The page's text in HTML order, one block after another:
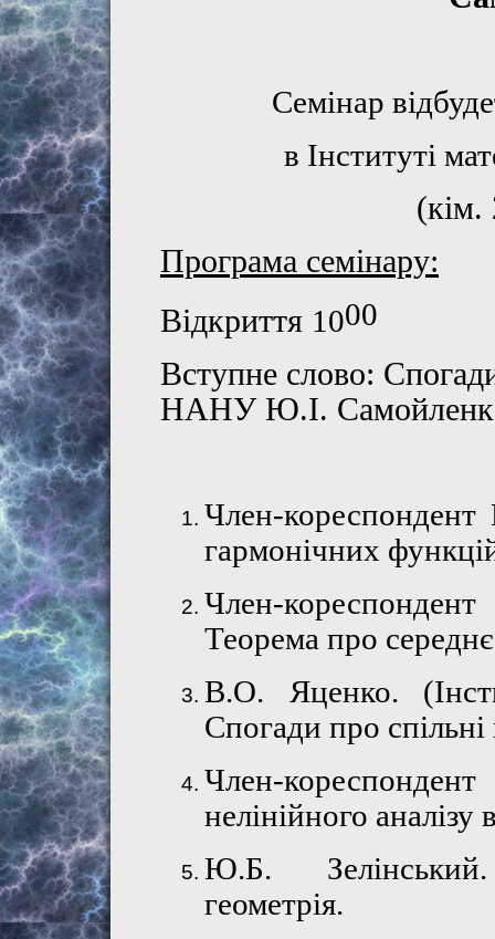
Семінар
в Інституті
(кім.
Програма семінару:
Відкриття 1000
Вступне слово:
НАНУ Ю.І.
Член-
гармонічних
Член-
Теорема про
В.О. Яценко.
Спогади про
Член-
нелінійного аналізу
Ю.Б.
геометрія.